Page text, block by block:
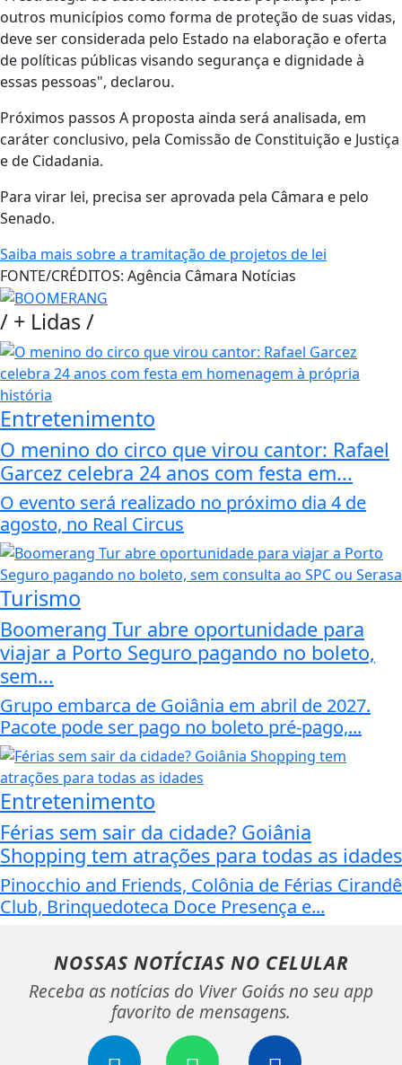
outros municípios como forma de proteção de suas vidas,
deve ser considerada pelo Estado na elaboração e oferta
de políticas públicas visando segurança e dignidade à
essas pessoas", declarou.
Próximos passos A proposta ainda será analisada, em
caráter conclusivo, pela Comissão de Constituição e Justiça
e de Cidadania.
Para virar lei, precisa ser aprovada pela Câmara e pelo
Senado.
Saiba mais sobre a tramitação de projetos de lei
FONTE/CRÉDITOS: Agência Câmara Notícias
/ + Lidas/
Entretenimento
O menino do circo que virou cantor: Rafael
Garcez celebra 24 anos com festa em...
O evento será realizado no próximo dia 4 de
agosto, no Real Circus
Turismo
Boomerang Tur abre oportunidade para
viajar a Porto Seguro pagando no boleto,
sem...
Grupo embarca de Goiânia em abril de 2027.
Pacote pode ser pago no boleto pré-pago,...
Entretenimento
Férias sem sair da cidade? Goiânia
Shopping tem atrações para todas as idades
Pinocchio and Friends, Colônia de Férias Cirandê
Club, Brinquedoteca Doce Presença e...
NOSSAS NOTÍCIAS NO CELULAR
Receba as notícias do Viver Goiás no seu app
favorito de mensagens.